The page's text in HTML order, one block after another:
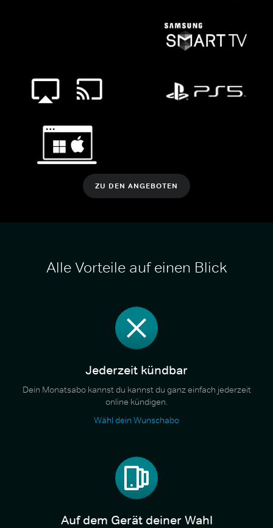
ZU DEN ANGEBOTEN
Alle Vorteile auf einen Blick
Jederzeit kündbar
Dein Monatsabo kannst du kannst du ganz einfach jederzeit
online kündigen.
Wähl dein Wunschabo
Auf dem Gerät deiner Wahl